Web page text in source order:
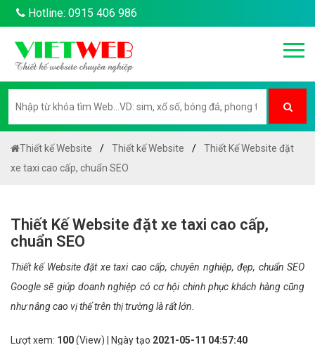
Hotline: 0915 406 986
Thiết kế Website Thiết kế Website
Thiết Kế Website đặt
xe taxi cao cấp, chuẩn SEO
Thiết Kế Website đặt xe taxi cao cấp,
chuẩn SEO
Thiết kế Website đặt xe taxi cao cấp, chuyên nghiệp, đẹp, chuẩn SEO
Google sẽ giúp doanh nghiệp có cơ hội chinh phục khách hàng cũng
như nâng cao vị thế trên thị trường là rất lớn.
Lượt xem: 100(View) | Ngày tạo 2021-05-11 04:57:40